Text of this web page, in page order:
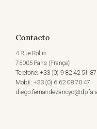
Contacto
4 Rue Rollin
75005 Paris (França)
Telefone: +33 (0) 9 82 42 51 87
Mobil: +33 (0) 6 62 08 70 47
diego.fernandezarroyo@dpfa-